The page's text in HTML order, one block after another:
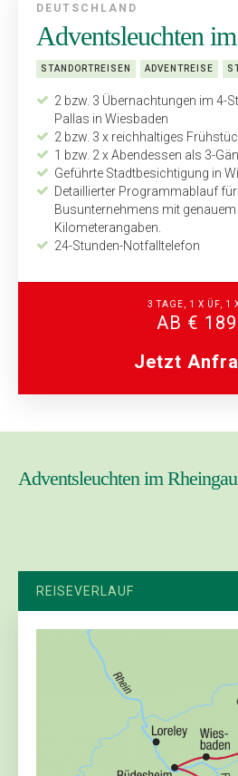
DEUTSCHLAND
Adventsleuchten
STANDORTREISEN ADVENTREISE
2 bzw. 3 Übernachtungen im 4-
Pallas in Wiesbaden
2 bzw. 3 x reichhaltiges
1 bzw. 2 x Abendessen als 3-
Geführte Stadtbesichtigung in
Detaillierter Programmablauf
Bus­unternehmens mit
Kilometerangaben.
24-Stunden-Notfalltelefon
3 TAGE, 1 X ÜF, 1
AB €
Jetzt
Adventsleuchten im Rheingau
REISEVERLAUF